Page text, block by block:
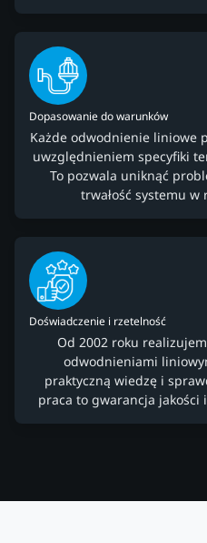
Dopasowanie do warunków
Każde odwodnienie liniowe
uwzględnieniem specyfiki
To pozwala uniknąć
trwałość systemu
Doświadczenie i rzetelność
Od 2002 roku
odwodnieniami
praktyczną wiedzę i
praca to gwarancja jakości